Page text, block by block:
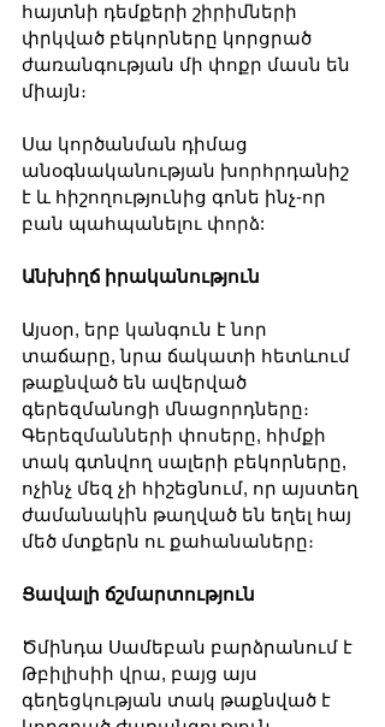
հայտնի դեմքերի շիրիմների
փրկված բեկորները կորցրած
ժառանգության մի փոքր մասն են
միայն։
Սա կործանման դիմաց
անօգնականության խորհրդանիշ
է և հիշողությունից գոնե ինչ-որ
բան պահպանելու փորձ:
Անխիղճ իրականություն
Այսօր, երբ կանգուն է նոր
տաճարը, նրա ճակատի հետևում
թաքնված են ավերված
գերեզմանոցի մնացորդները։
Գերեզմանների փոսերը, հիմքի
տակ գտնվող սալերի բեկորները,
ոչինչ մեզ չի հիշեցնում, որ այստեղ
ժամանակին թաղված են եղել հայ
մեծ մտքերն ու քահանաները։
Ցավալի ճշմարտություն
Ծմինդա Սամեբան բարձրանում է
Թբիլիսիի վրա, բայց այս
գեղեցկության տակ թաքնված է